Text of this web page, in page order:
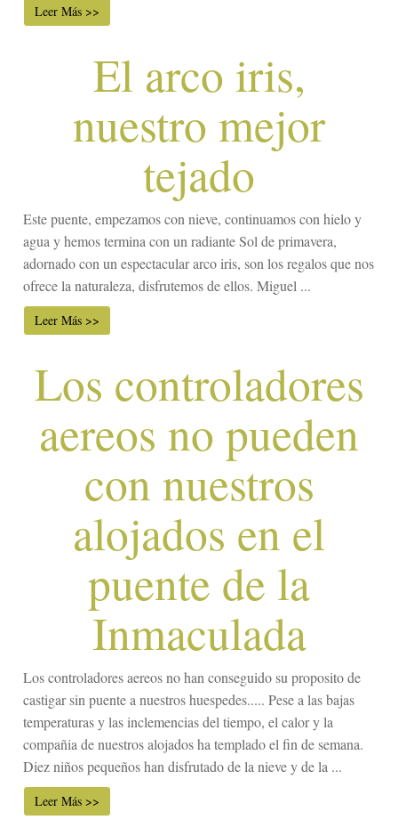
Leer Más >>
El arco iris,
nuestro mejor
tejado
Este puente, empezamos con nieve, continuamos con hielo y
agua y hemos termina con un radiante Sol de primavera,
adornado con un espectacular arco iris, son los regalos que nos
ofrece la naturaleza, disfrutemos de ellos. Miguel ...
Leer Más >>
Los controladores
aereos no pueden
con nuestros
alojados en el
puente de la
Inmaculada
Los controladores aereos no han conseguido su proposito de
castigar sin puente a nuestros huespedes..... Pese a las bajas
temperaturas y las inclemencias del tiempo, el calor y la
compañia de nuestros alojados ha templado el fin de semana.
Diez niños pequeños han disfrutado de la nieve y de la ...
Leer Más >>